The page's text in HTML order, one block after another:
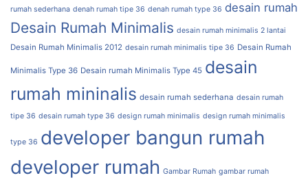
rumah sederhana denah rumah tipe 36 denah rumah type 36 desain rumah
Desain Rumah Minimalis desain rumah minimalis 2 lantai
Desain Rumah Minimalis 2012 desain rumah minimalis tipe 36 Desain Rumah
Minimalis Type 36 Desain rumah Minimalis Type 45 desain
rumah mininalis desain rumah sederhana desain rumah
tipe 36 desain rumah type 36 design rumah minimalis design rumah minimalis
type 36 developer bangun rumah
developer rumah Gambar Rumah gambar rumah